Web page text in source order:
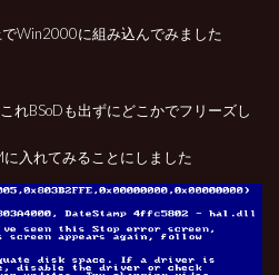
Win2000に組み込んでみました
れBSoDも出ずにどこかでフリーズし
入れてみることにしました